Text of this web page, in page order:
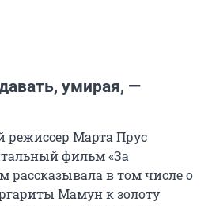
умирая, —
режиссер Марта Прус
фильм «За
рассказывала в том числе о
Мамун к золоту